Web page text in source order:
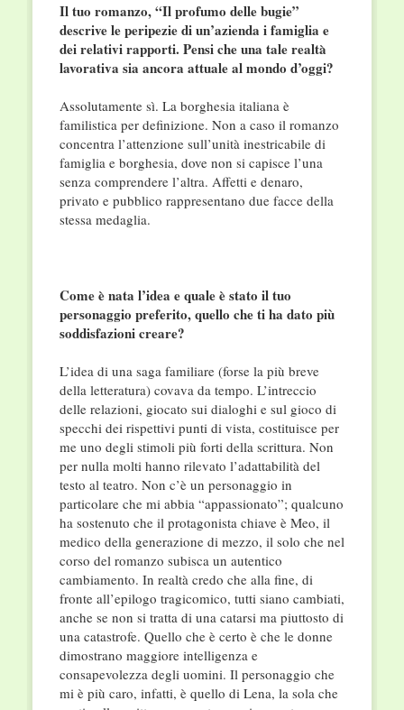
Il tuo romanzo, “Il profumo delle bugie”
descrive le peripezie di un’azienda i famiglia e
dei relativi rapporti. Pensi che una tale realtà
lavorativa sia ancora attuale al mondo d’oggi?
Assolutamente sì. La borghesia italiana è
familistica per definizione. Non a caso il romanzo
concentra l’attenzione sull’unità inestricabile di
famiglia e borghesia, dove non si capisce l’una
senza comprendere l’altra. Affetti e denaro,
privato e pubblico rappresentano due facce della
stessa medaglia.
Come è nata l’idea e quale è stato il tuo
personaggio preferito, quello che ti ha dato più
soddisfazioni creare?
L’idea di una saga familiare (forse la più breve
della letteratura) covava da tempo. L’intreccio
delle relazioni, giocato sui dialoghi e sul gioco di
specchi dei rispettivi punti di vista, costituisce per
me uno degli stimoli più forti della scrittura. Non
per nulla molti hanno rilevato l’adattabilità del
testo al teatro. Non c’è un personaggio in
particolare che mi abbia “appassionato”; qualcuno
ha sostenuto che il protagonista chiave è Meo, il
medico della generazione di mezzo, il solo che nel
corso del romanzo subisca un autentico
cambiamento. In realtà credo che alla fine, di
fronte all’epilogo tragicomico, tutti siano cambiati,
anche se non si tratta di una catarsi ma piuttosto di
una catastrofe. Quello che è certo è che le donne
dimostrano maggiore intelligenza e
consapevolezza degli uomini. Il personaggio che
mi è più caro, infatti, è quello di Lena, la sola che